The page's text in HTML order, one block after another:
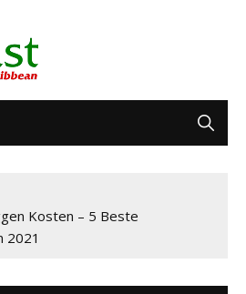
Kosten – 5 Beste
2021